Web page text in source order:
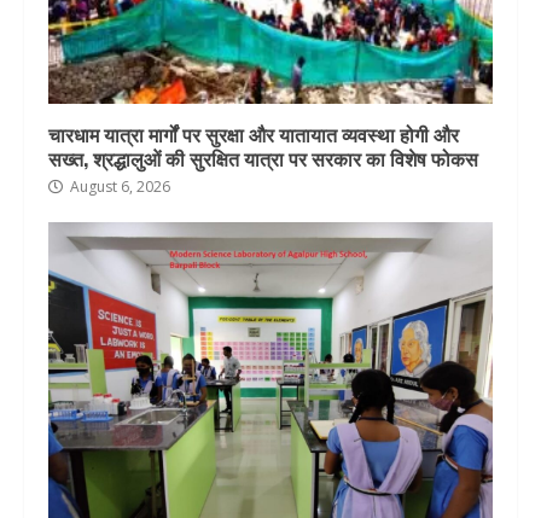
चारधाम यात्रा मार्गों पर सुरक्षा और यातायात व्यवस्था होगी और
सख्त, श्रद्धालुओं की सुरक्षित यात्रा पर सरकार का विशेष फोकस
August 6, 2026